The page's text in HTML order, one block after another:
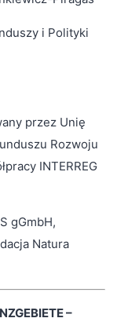
i Polityki
przez Unię
Rozwoju
INTERREG
gGmbH,
Natura
–